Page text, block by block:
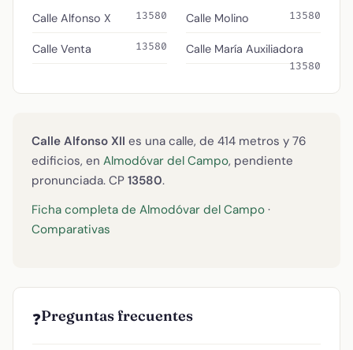
Calle Alfonso X 13580
Calle Venta 13580
Calle Molino 13580
Calle María Auxiliadora
13580
Calle Alfonso XII es una calle, de 414 metros y 76
edificios, en Almodóvar del Campo, pendiente
pronunciada. CP 13580.
Ficha completa de Almodóvar del Campo ·
Comparativas
❓Preguntas frecuentes